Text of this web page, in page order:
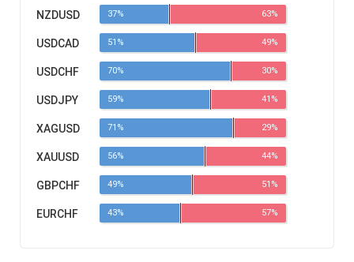
NZDUSD 37% 63%
USDCAD 51% 49%
USDCHF 70% 30%
USDJPY 59% 41%
XAGUSD 71% 29%
XAUUSD 56% 44%
GBPCHF 49% 51%
EURCHF 43% 57%